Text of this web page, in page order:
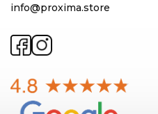
info@proxima.store